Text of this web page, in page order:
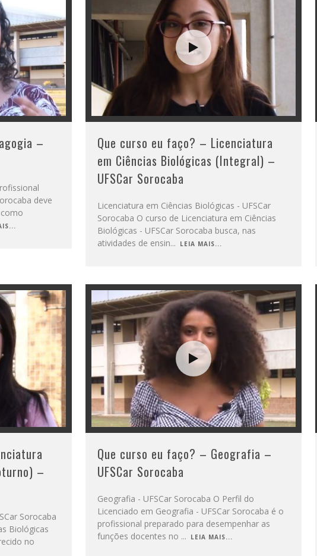
–
deve
Que curso eu faço? – Licenciatura
em Ciências Biológicas (Integral) –
UFSCar Sorocaba
Licenciatura em Ciências Biológicas - UFSCar
Sorocaba O curso de Licenciatura em Ciências
Biológicas - UFSCar Sorocaba busca, nas
atividades de ensin... LEIA MAIS...
–
Sorocaba
Biológicas
no
Que curso eu faço? – Geografia –
UFSCar Sorocaba
Geografia - UFSCar Sorocaba O Perfil do
Licenciado em Geografia - UFSCar Sorocaba é o
profissional preparado para desempenhar as
funções docentes no ... LEIA MAIS...